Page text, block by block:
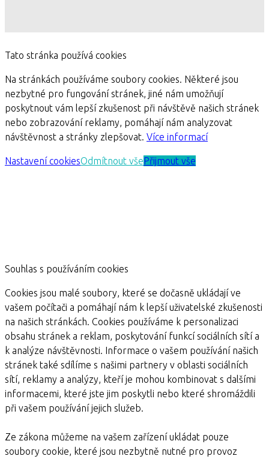
Tato stránka používá cookies
Na stránkách používáme soubory cookies. Některé jsou
nezbytné pro fungování stránek, jiné nám umožňují
poskytnout vám lepší zkušenost při návštěvě našich stránek
nebo zobrazování reklamy, pomáhají nám analyzovat
návštěvnost a stránky zlepšovat. Více informací
Nastavení cookiesOdmítnout všePřijmout vše
Souhlas s používáním cookies
Cookies jsou malé soubory, které se dočasně ukládají ve
vašem počítači a pomáhají nám k lepší uživatelské zkušenosti
na našich stránkách. Cookies používáme k personalizaci
obsahu stránek a reklam, poskytování funkcí sociálních sítí a
k analýze návštěvnosti. Informace o vašem používání našich
stránek také sdílíme s našimi partnery v oblasti sociálních
sítí, reklamy a analýzy, kteří je mohou kombinovat s dalšími
informacemi, které jste jim poskytli nebo které shromáždili
při vašem používání jejich služeb.
Ze zákona můžeme na vašem zařízení ukládat pouze
soubory cookie, které jsou nezbytně nutné pro provoz